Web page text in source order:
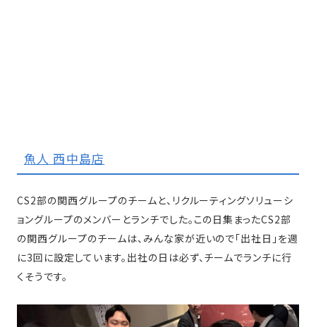
魚人 西中島店
CS2部の関西グループのチームと、リクルーティングソリューシ
ョングループのメンバーとランチでした。この日集まったCS2部
の関西グループのチームは、みんな家が近いので「出社日」を週
に3回に設定しています。出社の日は必ず、チームでランチに行
くそうです。